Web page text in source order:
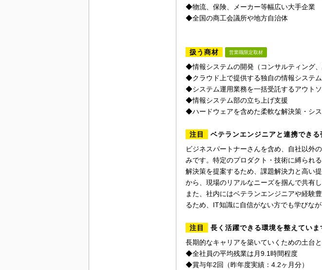
◆物流、保険、メーカー等幅広い大手企業
◆全国の商工会議所や地方自治体
扱う商材 営業職限定取材
◆情報システムの開発（コンサルティング、
◆クラウド上で提供する独自の情報システ
◆システム運用業務を一括受託するアウト
◆情報システム部の立ち上げ支援
◆ハードウェアを含めた柔軟な解決策・シ
注目
ベテランエンジニアと連携できる
ビジネスパートナーさんを含め、自社以外
みです。特定のプロダクト・技術に縛られ
解決策を提案するため、課題解決力と高い
から、現場のリアルなニーズを掴んで共有
また、社内にはベテランエンジニアや経験
るため、IT知識に自信がない方でも学びな
注目
長く活躍できる環境を整えていま
長期的なキャリアを築いていくための土台
◆全社員の平均残業は月9.1時間程度
◆賞与年2回（昨年度実績：4.2ヶ月分）